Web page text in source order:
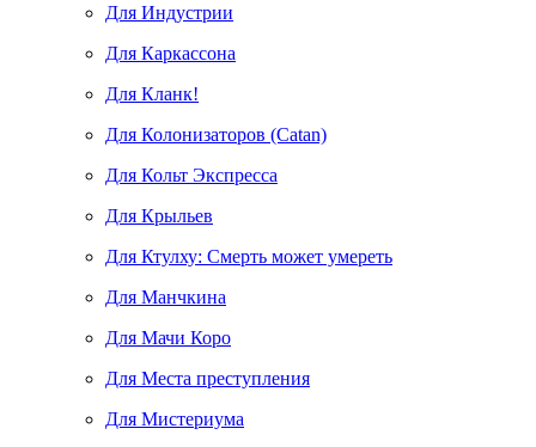
Для Индустрии
Для Каркассона
Для Кланк!
Для Колонизаторов (Catan)
Для Кольт Экспресса
Для Крыльев
Для Ктулху: Смерть может умереть
Для Манчкина
Для Мачи Коро
Для Места преступления
Для Мистериума